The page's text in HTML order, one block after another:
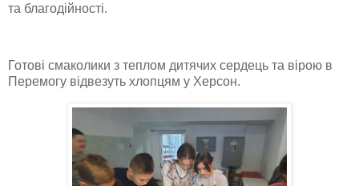
та благодійності.
Готові смаколики з теплом дитячих сердець та вірою в
Перемогу відвезуть хлопцям у Херсон.